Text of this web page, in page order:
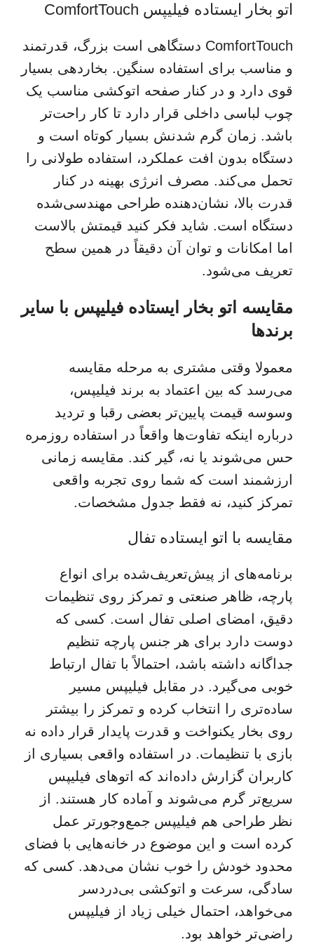
اتو بخار ایستاده فیلیپس ComfortTouch
ComfortTouch دستگاهی است بزرگ، قدرتمند
و مناسب برای استفاده سنگین. بخاردهی بسیار
قوی دارد و در کنار صفحه اتوکشی مناسب یک
چوب لباسی داخلی قرار دارد تا کار راحت‌تر
باشد. زمان گرم شدنش بسیار کوتاه است و
دستگاه بدون افت عملکرد، استفاده طولانی را
تحمل می‌کند. مصرف انرژی بهینه در کنار
قدرت بالا، نشان‌دهنده طراحی مهندسی‌شده
دستگاه است. شاید فکر کنید قیمتش بالاست
اما امکانات و توان آن دقیقاً در همین سطح
تعریف می‌شود.
مقایسه اتو بخار ایستاده فیلیپس با سایر
برندها
معمولا وقتی مشتری به مرحله مقایسه
می‌رسد که بین اعتماد به برند فیلیپس،
وسوسه قیمت پایین‌تر بعضی رقبا و تردید
درباره اینکه تفاوت‌ها واقعاً در استفاده روزمره
حس می‌شوند یا نه، گیر کند. مقایسه زمانی
ارزشمند است که شما روی تجربه واقعی
تمرکز کنید، نه فقط جدول مشخصات.
مقایسه با اتو ایستاده تفال
برنامه‌های از پیش‌تعریف‌شده برای انواع
پارچه، ظاهر صنعتی‌ و تمرکز روی تنظیمات
دقیق، امضای اصلی تفال است. کسی که
دوست دارد برای هر جنس پارچه تنظیم
جداگانه داشته باشد، احتمالاً با تفال ارتباط
خوبی می‌گیرد. در مقابل فیلیپس مسیر
ساده‌تری را انتخاب کرده و تمرکز را بیشتر
روی بخار یکنواخت و قدرت پایدار قرار داده نه
بازی با تنظیمات. در استفاده واقعی بسیاری از
کاربران گزارش داده‌اند که اتوهای فیلیپس
سریع‌تر گرم می‌شوند و آماده کار هستند. از
نظر طراحی هم فیلیپس جمع‌وجورتر عمل
کرده است و این موضوع در خانه‌هایی با فضای
محدود خودش را خوب نشان می‌دهد. کسی که
سادگی، سرعت و اتوکشی بی‌دردسر
می‌خواهد، احتمال خیلی زیاد از فیلیپس
راضی‌تر خواهد بود.